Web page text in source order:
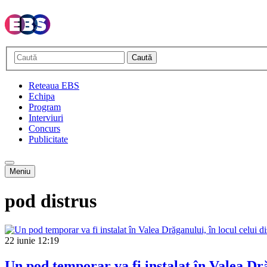
Caută
Reteaua EBS
Echipa
Program
Interviuri
Concurs
Publicitate
Meniu
pod distrus
22 iunie 12:19